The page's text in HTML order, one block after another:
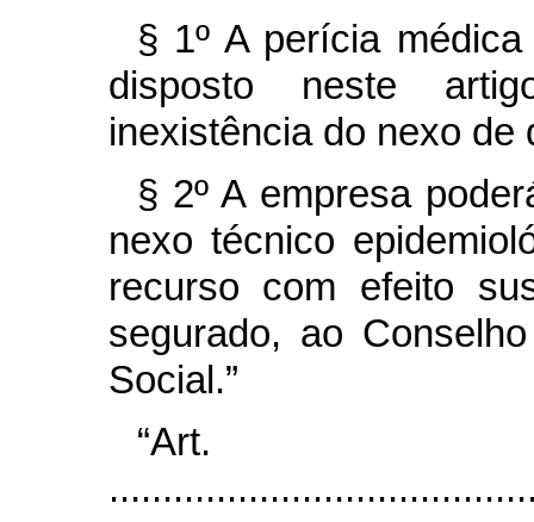
§ 1º A perícia
disposto neste
inexistência do nexo
§ 2º A empresa
nexo técnico
recurso com efeito
segurado, ao
Social.”